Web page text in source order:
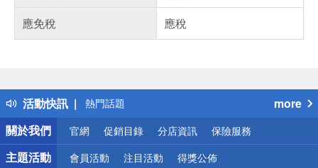
應免稅
應稅
活動快訊
得獎公告
熱門話題
銀行優惠
偏遠地區配送
詐騙網頁！請小心！
more
關於我們
官網 促銷目錄 分店資訊 保險服務
主題活動 會員活動 注目活動 得獎公佈